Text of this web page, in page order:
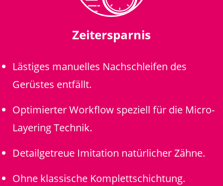
Zeitersparnis
Lästiges manuelles Nachschleifen des
Gerüstes entfällt.
Optimierter Workflow speziell für die Micro-
Layering Technik.
Detailgetreue Imitation natürlicher Zähne.
Ohne klassische Komplettschichtung.